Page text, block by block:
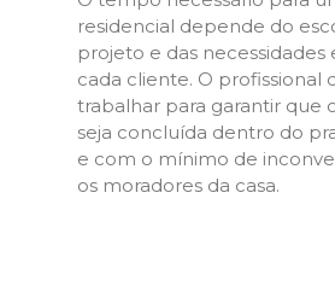
residencial depende do
projeto e das necessidades
cada cliente. O profissional
trabalhar para garantir que
seja concluída dentro do
e com o mínimo de
os moradores da casa.